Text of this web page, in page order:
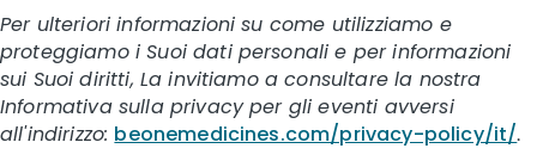
Per ulteriori informazioni su come utilizziamo e
proteggiamo i Suoi dati personali e per informazioni
sui Suoi diritti, La invitiamo a consultare la nostra
Informativa sulla privacy per gli eventi avversi
all'indirizzo: beonemedicines.com/privacy-policy/it/.